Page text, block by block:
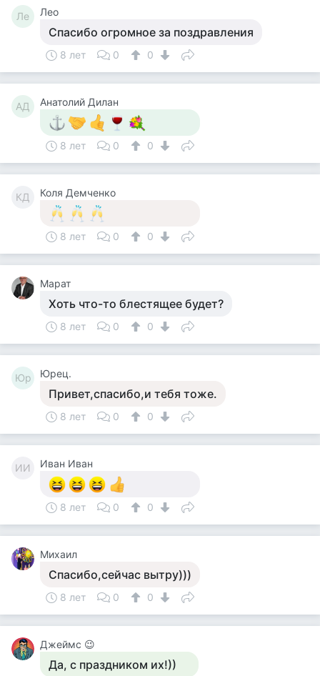
Ле Лео
Спасибо огромное за поздравления
8 лет 0 0
АД Анатолий Дилан
8 лет 0 0
КД Коля Демченко
8 лет 0 0
Марат
Хоть что-то блестящее будет?
8 лет 0 0
Юр Юрец.
Привет,спасибо,и тебя тоже.
8 лет 0 0
ИИ Иван Иван
8 лет 0 0
Михаил
Спасибо,сейчас вытру)))
8 лет 0 0
Джеймс 😉
Да, с праздником их!))